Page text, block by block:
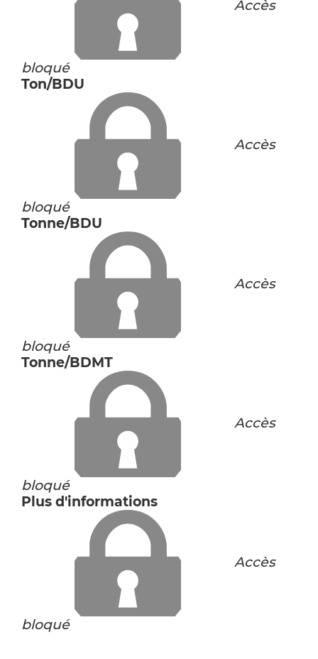
Accès
bloqué
Ton/BDU
Accès
bloqué
Tonne/BDU
Accès
bloqué
Tonne/BDMT
Accès
bloqué
Plus d'informations
Accès
bloqué